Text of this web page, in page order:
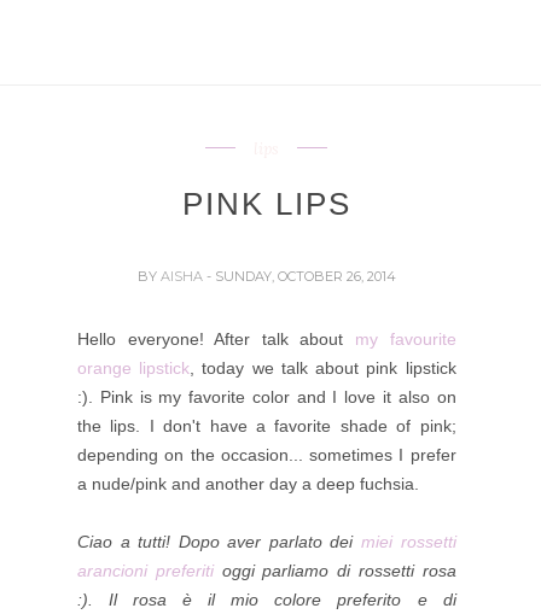
PINK LIPS
BY AISHA - SUNDAY, OCTOBER 26, 2014
Hello everyone! After talk about my favourite
orange lipstick , today we talk about pink lipstick
:). Pink is my favorite color and I love it also on
the lips. I don't have a favorite shade of pink;
depending on the occasion... sometimes I prefer
a nude/pink and another day a deep fuchsia.
Ciao a tutti! Dopo aver parlato deimiei rossetti
arancioni preferitioggi parliamo di rossetti rosa
:). Il rosa è il mio colore preferito e di